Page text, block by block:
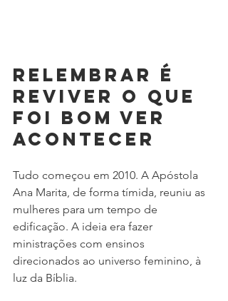
Relembrar é
reviver o que
foi bom ver
acontecer
Tudo começou em 2010. A Apóstola
Ana Marita, de forma tímida, reuniu as
mulheres para um tempo de
edificação. A ideia era fazer
ministrações com ensinos
direcionados ao universo feminino, à
luz da Bíblia.